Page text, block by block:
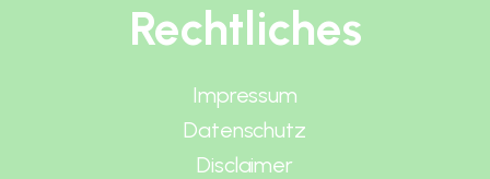
Rechtliches
Impressum
Datenschutz
Disclaimer